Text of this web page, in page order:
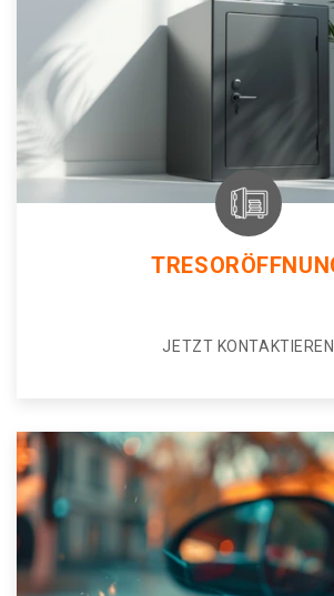
JETZT KONTAKTIEREN